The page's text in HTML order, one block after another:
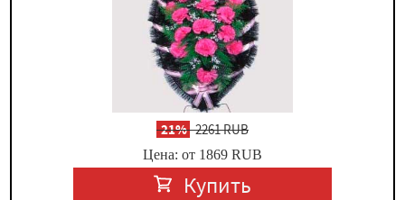
-21%2261 RUB
Цена: от 1869 RUB
Купить